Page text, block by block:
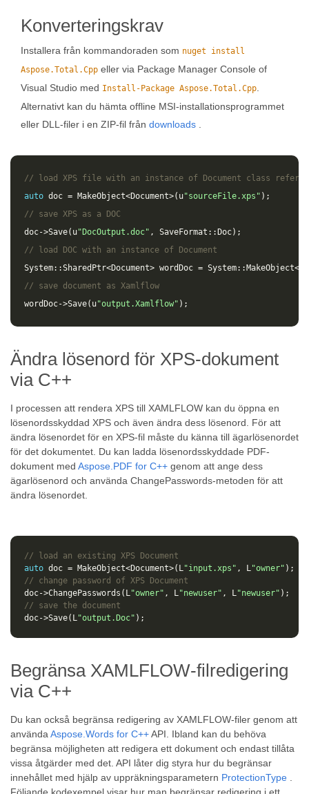
Konverteringskrav
Installera från kommandoraden som nuget install
Aspose.Total.Cpp eller via Package Manager Console of
Visual Studio med Install-Package Aspose.Total.Cpp
Alternativt kan du hämta offline MSI-installationsprogrammet
eller DLL-filer i en ZIP-fil från downloads
// load XPS file with an instance of Document class
auto doc = MakeObject<Document>( u"sourceFile.xps" );
// save XPS as a DOC
doc->Save( u"DocOutput.doc" , SaveFormat :: Doc);
// load DOC with an instance of Document
System::SharedPtr<Document> wordDoc = System:: MakeObject<
// save document as Xamlflow
wordDoc->Save( u"output.Xamlflow" );
Ändra lösenord för XPS-dokument
via C++
I processen att rendera XPS till XAMLFLOW kan du öppna en
lösenordsskyddad XPS och även ändra dess lösenord. För att
ändra lösenordet för en XPS-fil måste du känna till ägarlösenordet
för det dokumentet. Du kan ladda lösenordsskyddade PDF-
dokument med Aspose.PDF for C++ genom att ange dess
ägarlösenord och använda ChangePasswords-metoden för att
ändra lösenordet.
// load an existing XPS Document
auto doc = MakeObject<Document>( L"input.xps" , L"owner" );
// change password of XPS Document
doc->ChangePasswords ( L"owner" , L"newuser" , L"newuser" );
// save the document
doc->Save( L"output.Doc" );
Begränsa XAMLFLOW-filredigering
via C++
Du kan också begränsa redigering av XAMLFLOW-filer genom att
använda Aspose.Words for C++API. Ibland kan du behöva
begränsa möjligheten att redigera ett dokument och endast tillåta
vissa åtgärder med det. API låter dig styra hur du begränsar
innehållet med hjälp av uppräkningsparametern ProtectionType